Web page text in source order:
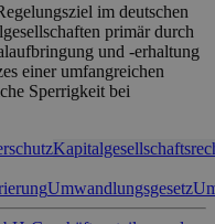
im deutschen
primär durch
und -erhaltung
einer umfangreichen
Sperrigkeit bei
Umwandlungsgesetz